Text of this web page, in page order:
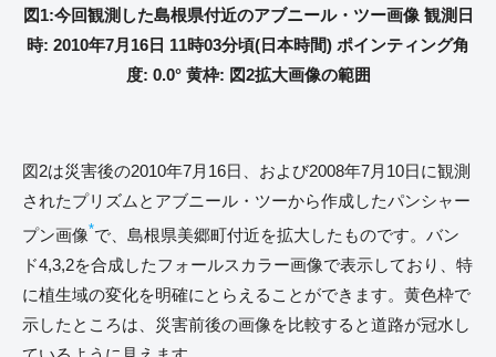
図1:今回観測した島根県付近のアブニール・ツー画像 観測日
時: 2010年7月16日 11時03分頃(日本時間) ポインティング角
度: 0.0° 黄枠: 図2拡大画像の範囲
図2は災害後の2010年7月16日、および2008年7月10日に観測
されたプリズムとアブニール・ツーから作成したパンシャー
プン画像*で、島根県美郷町付近を拡大したものです。バン
ド4,3,2を合成したフォールスカラー画像で表示しており、特
に植生域の変化を明確にとらえることができます。黄色枠で
示したところは、災害前後の画像を比較すると道路が冠水し